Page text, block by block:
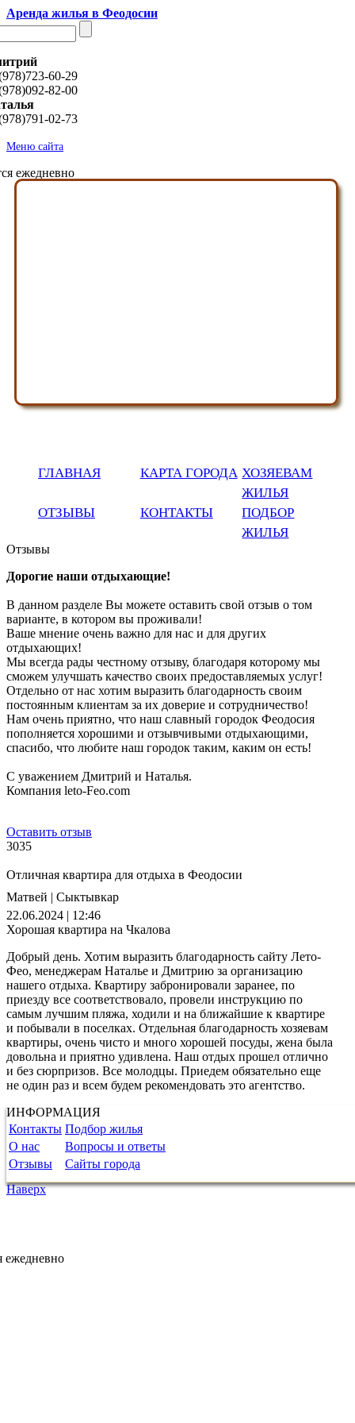
Аренда жилья в Феодосии
60-29
82-00
02-73
Меню сайта
ежедневно
ГЛАВНАЯ КАРТА ГОРОДА ХОЗЯЕВАМ
ЖИЛЬЯ
ОТЗЫВЫ
КОНТАКТЫ
ПОДБОР
ЖИЛЬЯ
Отзывы
Дорогие наши отдыхающие!
В данном разделе Вы можете оставить свой отзыв о том
варианте, в котором вы проживали!
Ваше мнение очень важно для нас и для других
отдыхающих!
Мы всегда рады честному отзыву, благодаря которому мы
сможем улучшать качество своих предоставляемых услуг!
Отдельно от нас хотим выразить благодарность своим
постоянным клиентам за их доверие и сотрудничество!
Нам очень приятно, что наш славный городок Феодосия
пополняется хорошими и отзывчивыми отдыхающими,
спасибо, что любите наш городок таким, каким он есть!
С уважением Дмитрий и Наталья.
Компания leto-Feo.com
Оставить отзыв
3035
Отличная квартира для отдыха в Феодосии
Матвей | Сыктывкар
22.06.2024 | 12:46
Хорошая квартира на Чкалова
Добрый день. Хотим выразить благодарность сайту Лето-
Фео, менеджерам Наталье и Дмитрию за организацию
нашего отдыха. Квартиру забронировали заранее, по
приезду все соответствовало, провели инструкцию по
самым лучшим пляжа, ходили и на ближайшие к квартире
и побывали в поселках. Отдельная благодарность хозяевам
квартиры, очень чисто и много хорошей посуды, жена была
довольна и приятно удивлена. Наш отдых прошел отлично
и без сюрпризов. Все молодцы. Приедем обязательно еще
не один раз и всем будем рекомендовать это агентство.
ИНФОРМАЦИЯ
Контакты Подбор жилья
О нас
Вопросы и ответы
Отзывы
Сайты города
Наверх
ежедневно